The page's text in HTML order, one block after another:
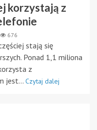
korzystają z
676
stają się
Ponad 1,1 miliona
z
jest... Czytaj dalej